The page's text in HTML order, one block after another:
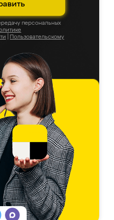
персональных
Пользовательскому